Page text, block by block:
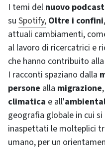
I temi del nuovo
su Spotify, Oltre i confini
attuali cambiamenti,
al lavoro di ricercatrici e
che hanno contribuito
I racconti spaziano dalla
persone alla migrazione
climatica e all'
geografia globale in cui
inaspettati le molteplici
umano, per un